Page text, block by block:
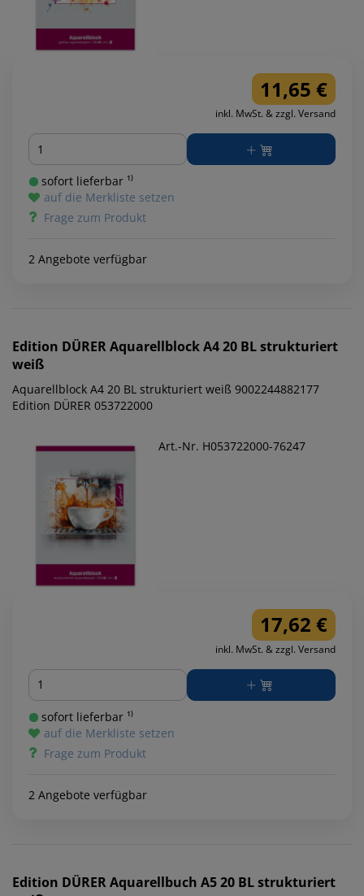
11,65 €
inkl. MwSt. & zzgl. Versand
Menge
sofort lieferbar ¹⁾
auf die Merkliste setzen
Frage zum Produkt
2 Angebote verfügbar
Edition DÜRERAquarellblock A4 20 BL strukturiert
weiß
Aquarellblock A4 20 BL strukturiert weiß 9002244882177
Edition DÜRER 053722000
Art.-Nr. H053722000-76247
17,62 €
inkl. MwSt. & zzgl. Versand
Menge
sofort lieferbar ¹⁾
auf die Merkliste setzen
Frage zum Produkt
2 Angebote verfügbar
Edition DÜRERAquarellbuch A5 20 BL strukturiert